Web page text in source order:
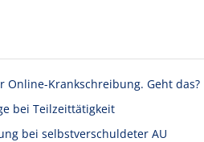
Online-Krankschreibung. Geht das?
bei Teilzeittätigkeit
bei selbstverschuldeter AU